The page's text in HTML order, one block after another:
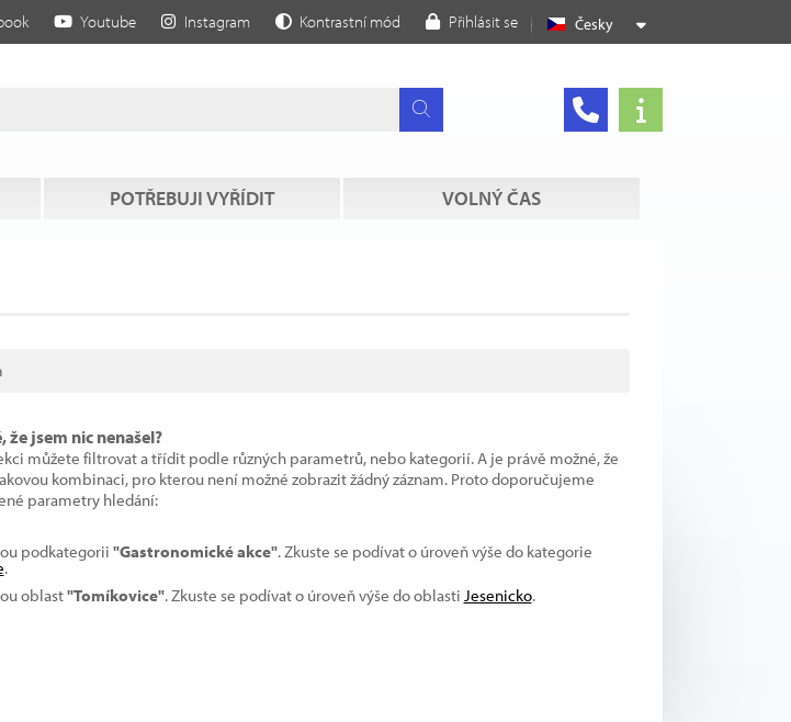
Česky
Youtube Instagram Kontrastní mód Přihlásit se
POTŘEBUJI VYŘÍDIT VOLNÝ ČAS
že jsem nic nenašel?
můžete filtrovat a třídit podle různých parametrů, nebo kategorií. A je právě možné, že
kombinaci, pro kterou není možné zobrazit žádný záznam. Proto doporučujeme
parametry hledání:
podkategorii "Gastronomické akce". Zkuste se podívat o úroveň výše do kategorie
.
oblast"Tomíkovice". Zkuste se podívat o úroveň výše do oblasti Jesenicko.